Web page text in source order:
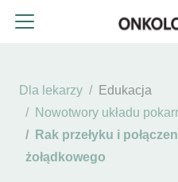
Dla lekarzy
Edukacja
Nowotwory układu
Rak przełyku i
żołądkowego